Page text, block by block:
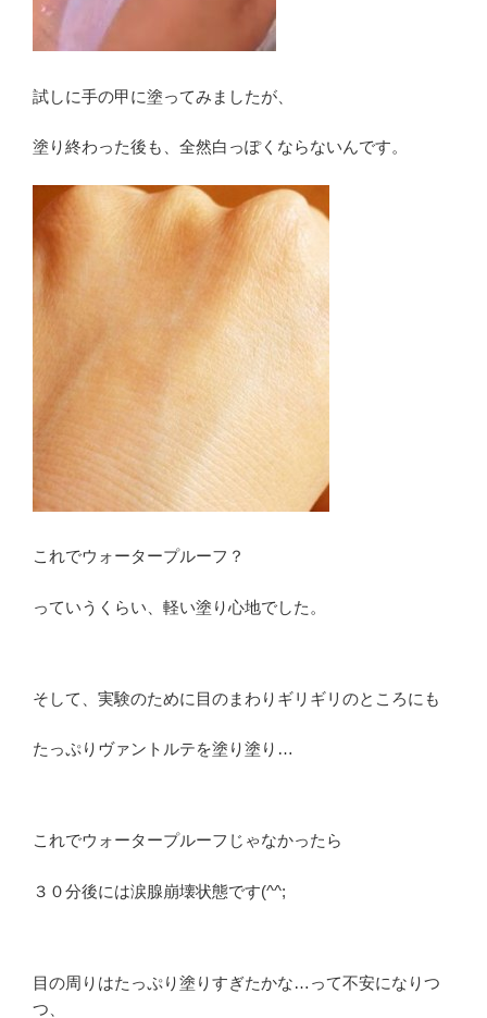
試しに手の甲に塗ってみましたが、
塗り終わった後も、全然白っぽくならないんです。
これでウォータープルーフ？
っていうくらい、軽い塗り心地でした。
そして、実験のために目のまわりギリギリのところにも
たっぷりヴァントルテを塗り塗り…
これでウォータープルーフじゃなかったら
３０分後には涙腺崩壊状態です(^^;
目の周りはたっぷり塗りすぎたかな…って不安になりつ
つ、